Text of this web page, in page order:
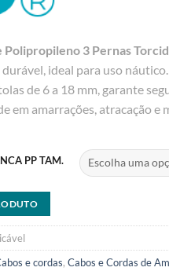
Polipropileno 3 Pernas
ideal para uso
de 6 a 18 mm, garante
em amarrações, atracação e
PP TAM.
e cordas, Cabos e Cordas de